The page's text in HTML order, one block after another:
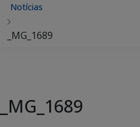
Notícias
_MG_1689
_MG_1689